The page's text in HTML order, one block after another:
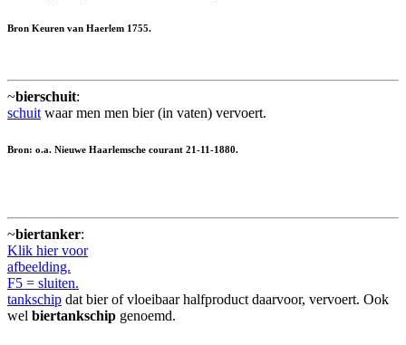
Bron Keuren van Haerlem 1755.
~bierschuit:
schuit waar men men bier (in vaten) vervoert.
Bron: o.a. Nieuwe Haarlemsche courant 21-11-1880.
~biertanker:
Klik hier voor
afbeelding.
F5 = sluiten.
tankschip dat bier of vloeibaar halfproduct daarvoor, vervoert. Ook
wel biertankschip genoemd.